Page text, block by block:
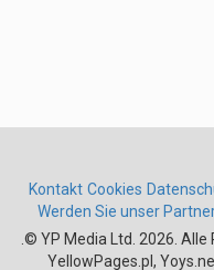
Kontakt Cookies
Werden Sie unser
© YP Media Ltd. 2026.
YellowPages.pl,